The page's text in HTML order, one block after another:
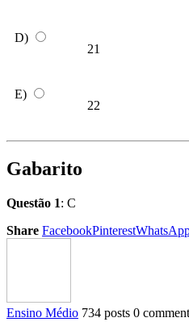
D)
21
E)
22
Gabarito
Questão 1: C
Share FacebookPinterest
Ensino Médio 734 posts 0